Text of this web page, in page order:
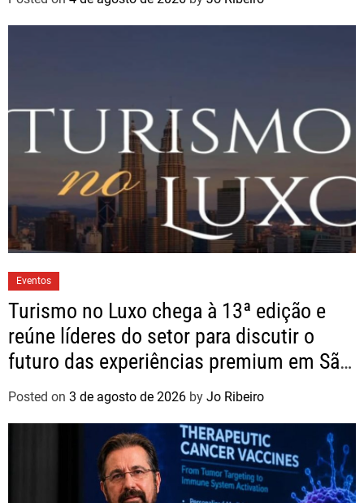
Eventos
Turismo no Luxo chega à 13ª edição e
reúne líderes do setor para discutir o
futuro das experiências premium em São
Paulo
Posted on 3 de agosto de 2026 by Jo Ribeiro